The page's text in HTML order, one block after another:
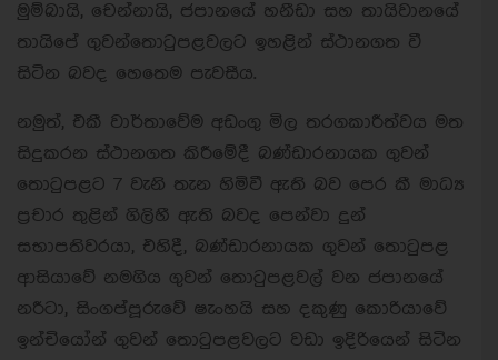
මුම්බායි, චෙන්නායි, ජපානයේ හනීඩා සහ තායිවානයේ
තායිපේ ගුවන්තොටුපළවලට ඉහළින් ස්ථානගත වී
සිටින බවද හෙතෙම පැවසීය.
නමුත්, එකී වාර්තාවේම අඩංගු මිල තරගකාරීත්වය මත
සිදුකරන ස්ථානගත කිරීමේදී බණ්ඩාරනායක ගුවන්
තොටුපළට 7 වැනි තැන හිමිවී ඇති බව පෙර කී මාධ්‍ය
ප්‍රචාර තුළින් ගිලිහී ඇති බවද පෙන්වා දුන්
සභාපතිවරයා, එහිදී, බණ්ඩාරනායක ගුවන් තොටුපළ
ආසියාවේ නමගිය ගුවන් තොටුපළවල් වන ජපානයේ
නරීටා, සිංගප්පූරුවේ ෂැංහයි සහ දකුණු කොරියාවේ
ඉන්චියෝන් ගුවන් තොටුපළවලට වඩා ඉදිරියෙන් සිටින